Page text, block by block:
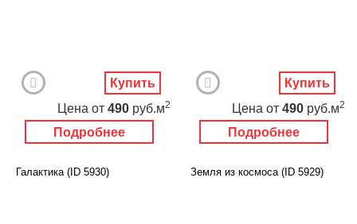
Подробнее
Цена от 490 руб.м2
Купить
Подробнее
Цена от 490 руб.м2
Купить
Галактика (ID 5930) Земля из космоса (ID 5929)